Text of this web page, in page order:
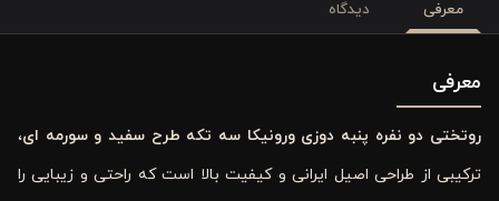
معرفی دیدگاه
معرفی
روتختی دو نفره پنبه‌ دوزی ورونیکا سه ‌تکه طرح سفید و سورمه ‌ای،
ترکیبی از طراحی اصیل ایرانی و کیفیت بالا است که راحتی و زیبایی را